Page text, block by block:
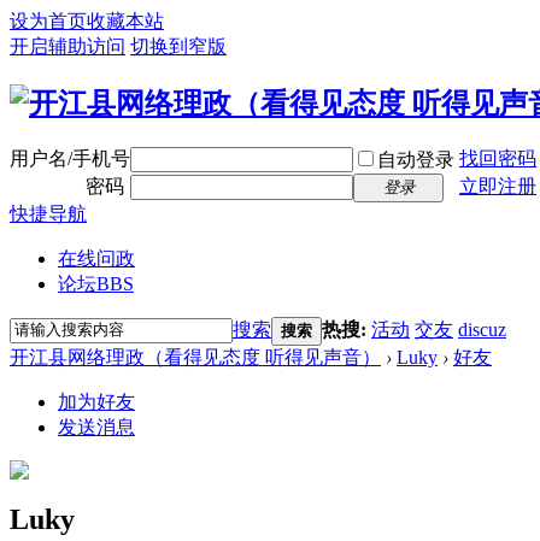
设为首页收藏本站
开启辅助访问 切换到窄版
用户名/手机号 自动登录 找回密码
密码
登录
立即注册
快捷导航
在线问政
论坛BBS
搜索 搜索 热搜: 活动 交友 discuz
开江县网络理政（看得见态度 听得见声音）
› Luky › 好友
加为好友
发送消息
Luky